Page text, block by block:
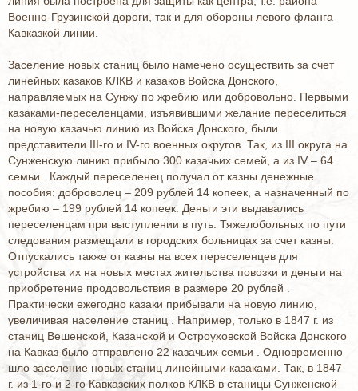
Военно-Грузинской дороги, так и для обороны левого фланга
Кавказкой линии.
Заселение новых станиц было намечено осуществить за счет
линейных казаков КЛКВ и казаков Войска Донского,
направляемых на Сунжу по жребию или добровольно. Первыми
казаками-переселенцами, изъявившими желание переселиться
на новую казачью линию из Войска Донского, были
представители III-го и IV-го военных округов. Так, из III округа на
Сунженскую линию прибыло 300 казачьих семей, а из IV – 64
семьи . Каждый переселенец получал от казны денежные
пособия: доброволец – 209 рублей 14 копеек, а назначенный по
жребию – 199 рублей 14 копеек. Деньги эти выдавались
переселенцам при выступлении в путь. Тяжелобольных по пути
следования размещали в городских больницах за счет казны.
Отпускались также от казны на всех переселенцев для
устройства их на новых местах жительства повозки и деньги на
приобретение продовольствия в размере 20 рублей .
Практически ежегодно казаки прибывали на новую линию,
увеличивая население станиц . Например, только в 1847 г. из
станиц Вешенской, Казанской и Остроуховской Войска Донского
на Кавказ было отправлено 22 казачьих семьи . Одновременно
шло заселение новых станиц линейными казаками. Так, в 1847
г. из 1-го и 2-го Кавказских полков КЛКВ в станицы Сунженской